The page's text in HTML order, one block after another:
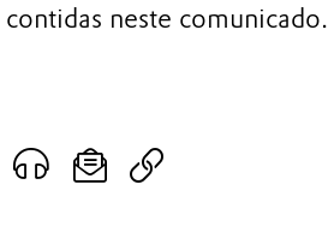
contidas neste comunicado.